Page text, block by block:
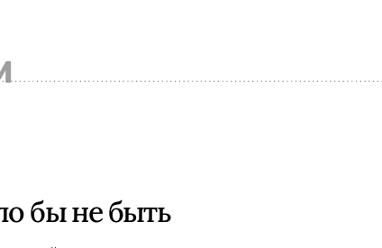
бы не быть